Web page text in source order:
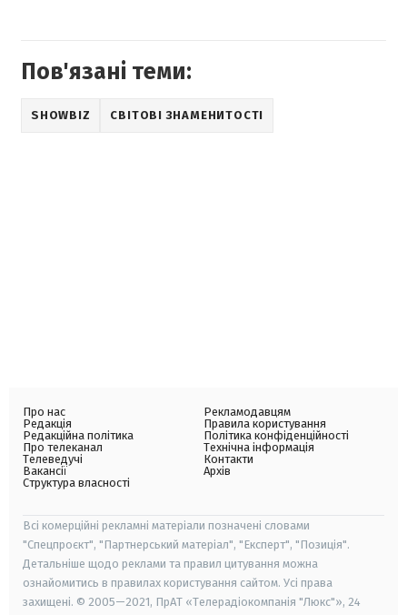
Пов'язані теми:
SHOWBIZ СВІТОВІ ЗНАМЕНИТОСТІ
Про нас
Редакція
Редакційна політика
Про телеканал
Телеведучі
Вакансії
Структура власності
Рекламодавцям
Правила користування
Політика конфіденційності
Технічна інформація
Контакти
Архів
Всі комерційні рекламні матеріали позначені словами
"Спецпроєкт", "Партнерський матеріал", "Експерт", "Позиція".
Детальніше щодо реклами та правил цитування можна
ознайомитись в правилах користування сайтом. Усі права
захищені. © 2005—2021, ПрАТ «Телерадіокомпанія "Люкс"», 24